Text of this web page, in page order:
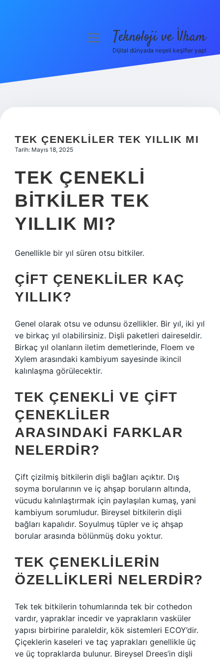
Hakkımızda
menüyüTeknoloji ve İlham
Dijital dünyada neşeli keşifler yap!
TEK ÇENEKLILER TEK YILLIK MI
Tarih: Mayıs 18, 2025
TEK ÇENEKLI
BITKILER TEK
YILLIK MI?
Genellikle bir yıl süren otsu bitkiler.
ÇIFT ÇENEKLILER KAÇ
YILLIK?
Genel olarak otsu ve odunsu özellikler. Bir yıl, iki yıl
ve birkaç yıl olabilirsiniz. Dişli paketleri daireseldir.
Birkaç yıl olanların iletim demetlerinde, Floem ve
Xylem arasındaki kambiyum sayesinde ikincil
kalınlaşma görülecektir.
TEK ÇENEKLI VE ÇIFT
ÇENEKLILER
ARASINDAKI FARKLAR
NELERDIR?
Çift çizilmiş bitkilerin dişli bağları açıktır. Dış
soyma borularının ve iç ahşap boruların altında,
vücudu kalınlaştırmak için paylaşılan kumaş, yani
kambiyum sorumludur. Bireysel bitkilerin dişli
bağları kapalıdır. Soyulmuş tüpler ve iç ahşap
borular arasında bölünmüş doku yoktur.
TEK ÇENEKLILERIN
ÖZELLIKLERI NELERDIR?
Tek tek bitkilerin tohumlarında tek bir cothedon
vardır, yapraklar incedir ve yaprakların vasküler
yapısı birbirine paraleldir, kök sistemleri ECOY’dir.
Çiçeklerin kaseleri ve taç yaprakları genellikle üç
ve üç topraklarda bulunur. Bireysel Drees’in dişli